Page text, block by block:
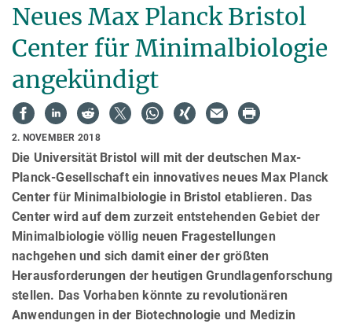
Neues Max Planck Bristol
Center für Minimalbiologie
angekündigt
2. NOVEMBER 2018
Die Universität Bristol will mit der deutschen Max-
Planck-Gesellschaft ein innovatives neues Max Planck
Center für Minimalbiologie in Bristol etablieren. Das
Center wird auf dem zurzeit entstehenden Gebiet der
Minimalbiologie völlig neuen Fragestellungen
nachgehen und sich damit einer der größten
Herausforderungen der heutigen Grundlagenforschung
stellen. Das Vorhaben könnte zu revolutionären
Anwendungen in der Biotechnologie und Medizin